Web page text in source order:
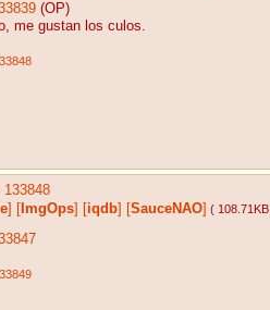
(OP)
me gustan los culos.
133848
] [ ImgOps] [iqdb] [SauceNAO] ( 108.71KB